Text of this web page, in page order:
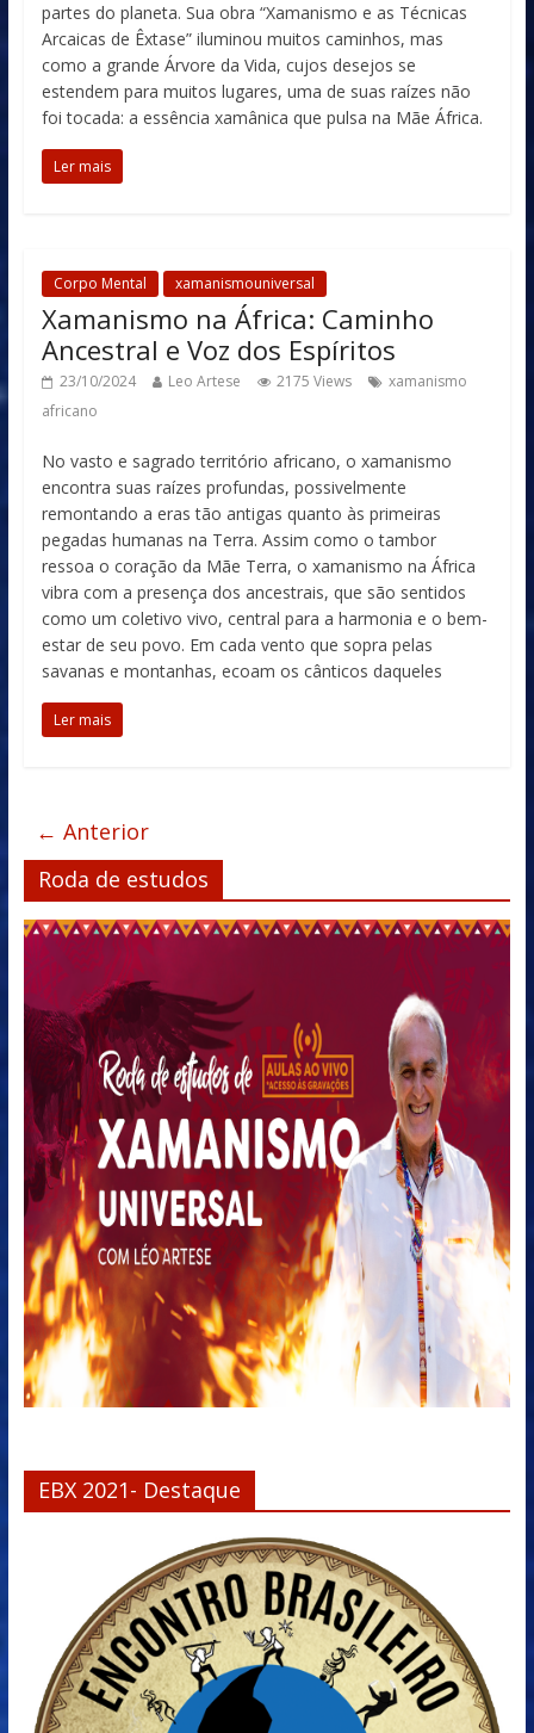
partes do planeta. Sua obra “Xamanismo e as Técnicas
Arcaicas de Êxtase” iluminou muitos caminhos, mas
como a grande Árvore da Vida, cujos desejos se
estendem para muitos lugares, uma de suas raízes não
foi tocada: a essência xamânica que pulsa na Mãe África.
Ler mais
Corpo Mental xamanismouniversal
Xamanismo na África: Caminho
Ancestral e Voz dos Espíritos
23/10/2024 Leo Artese 2175 Views
xamanismo
africano
No vasto e sagrado território africano, o xamanismo
encontra suas raízes profundas, possivelmente
remontando a eras tão antigas quanto às primeiras
pegadas humanas na Terra. Assim como o tambor
ressoa o coração da Mãe Terra, o xamanismo na África
vibra com a presença dos ancestrais, que são sentidos
como um coletivo vivo, central para a harmonia e o bem-
estar de seu povo. Em cada vento que sopra pelas
savanas e montanhas, ecoam os cânticos daqueles
Ler mais
← Anterior
Roda de estudos
EBX 2021- Destaque